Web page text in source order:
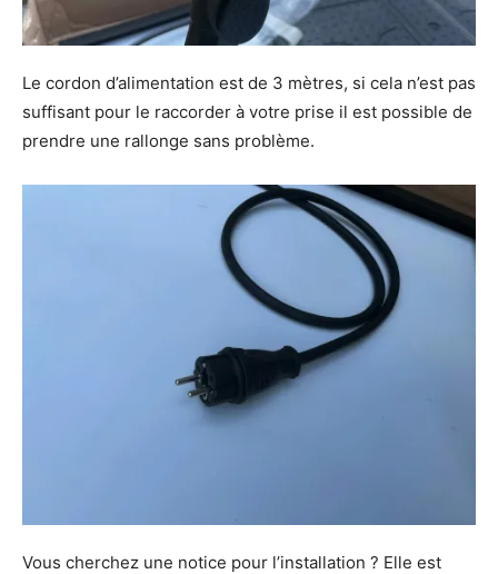
Le cordon d’alimentation est de 3 mètres, si cela n’est pas
suffisant pour le raccorder à votre prise il est possible de
prendre une rallonge sans problème.
Vous cherchez une notice pour l’installation ? Elle est